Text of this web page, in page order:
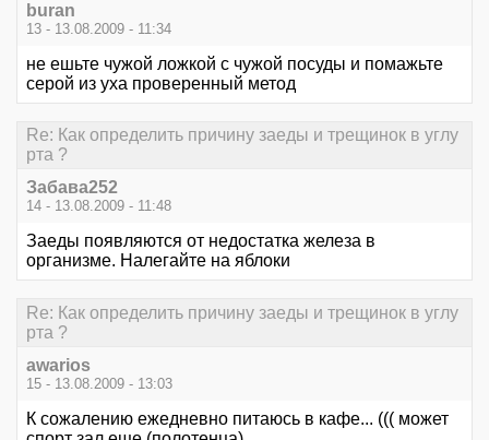
buran
13 - 13.08.2009 - 11:34
не ешьте чужой ложкой с чужой посуды и помажьте
серой из уха проверенный метод
Re: Как определить причину заеды и трещинок в углу
рта ?
Забава252
14 - 13.08.2009 - 11:48
Заеды появляются от недостатка железа в
организме. Налегайте на яблоки
Re: Как определить причину заеды и трещинок в углу
рта ?
awarios
15 - 13.08.2009 - 13:03
К сожалению ежедневно питаюсь в кафе... ((( может